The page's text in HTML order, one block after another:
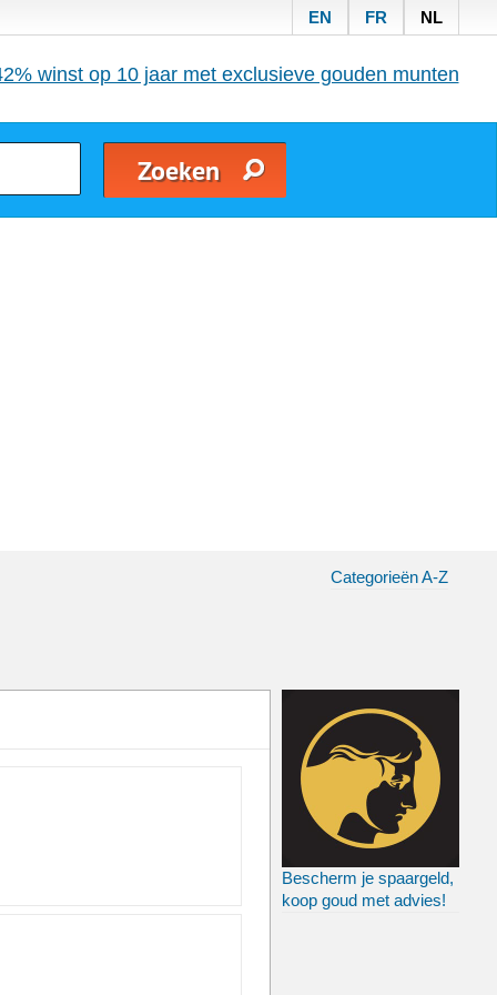
EN FR NL
winst op 10 jaar met exclusieve gouden munten
Categorieën A-Z
Bescherm je spaargeld,
koop goud met advies!